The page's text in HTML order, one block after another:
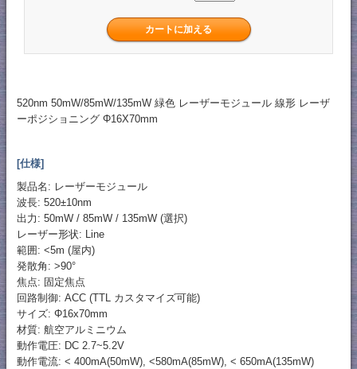
520nm 50mW/85mW/135mW 緑色 レーザーモジュール 線形 レーザ
ーポジショニング Φ16X70mm
[仕様]
製品名: レーザーモジュール
波長: 520±10nm
出力: 50mW / 85mW / 135mW (選択)
レーザー形状: Line
範囲: <5m (屋内)
発散角: >90°
焦点: 固定焦点
回路制御: ACC (TTL カスタマイズ可能)
サイズ: Φ16x70mm
材質: 航空アルミニウム
動作電圧: DC 2.7~5.2V
動作電流: < 400mA(50mW), <580mA(85mW), < 650mA(135mW)